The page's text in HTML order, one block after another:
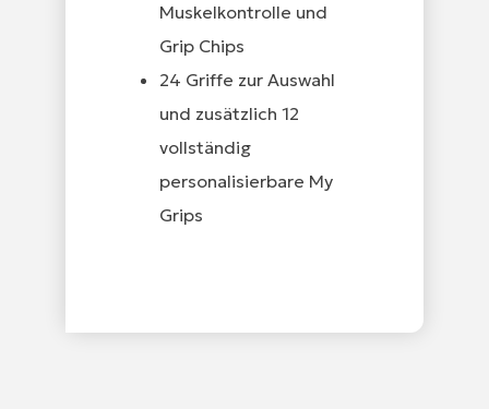
Muskelkontrolle und
Grip Chips
24 Griffe zur Auswahl
und zusätzlich 12
vollständig
personalisierbare My
Grips